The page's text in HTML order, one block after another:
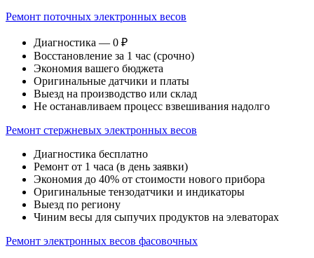
Ремонт поточных электронных весов
Диагностика — 0 ₽
Восстановление за 1 час (срочно)
Экономия вашего бюджета
Оригинальные датчики и платы
Выезд на производство или склад
Не останавливаем процесс взвешивания надолго
Ремонт стержневых электронных весов
Диагностика бесплатно
Ремонт от 1 часа (в день заявки)
Экономия до 40% от стоимости нового прибора
Оригинальные тензодатчики и индикаторы
Выезд по региону
Чиним весы для сыпучих продуктов на элеваторах
Ремонт электронных весов фасовочных